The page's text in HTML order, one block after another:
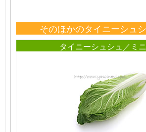
そのほかのタイニーシュ
タイニーシュシュ／ミ